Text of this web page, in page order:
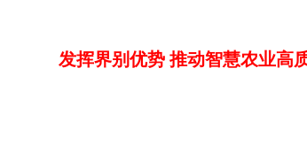
发挥界别优势 推动智慧农业高